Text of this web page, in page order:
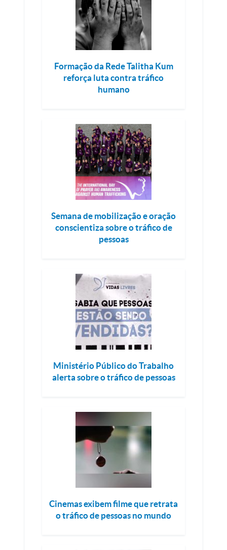
Formação da Rede Talitha Kum
reforça luta contra tráfico
humano
Semana de mobilização e oração
conscientiza sobre o tráfico de
pessoas
Ministério Público do Trabalho
alerta sobre o tráfico de pessoas
Cinemas exibem filme que retrata
o tráfico de pessoas no mundo